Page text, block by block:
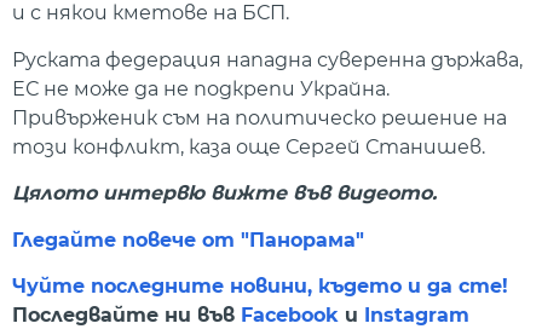
и с някои кметове на БСП.
Руската федерация нападна суверенна държава,
ЕС не може да не подкрепи Украйна.
Привърженик съм на политическо решение на
този конфликт, каза още Сергей Станишев.
Цялото интервю вижте във видеото.
Гледайте повече от "Панорама"
Чуйте последните новини, където и да сте!
Последвайте ни във Facebook и Instagram